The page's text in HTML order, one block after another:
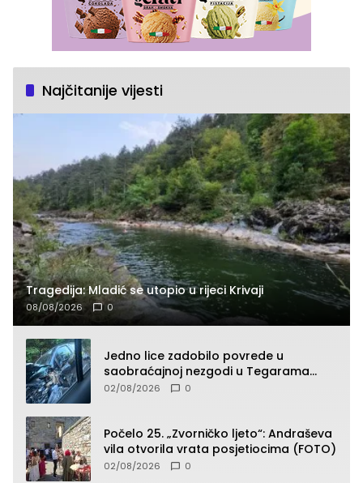
Najčitanije vijesti
Tragedija: Mladić se utopio u rijeci Krivaji
08/08/2026 0
Jedno lice zadobilo povrede u
saobraćajnoj nezgodi u Tegarama
(FOTO)
02/08/2026 0
Počelo 25. „Zvorničko ljeto“: Andraševa
vila otvorila vrata posjetiocima (FOTO)
02/08/2026 0